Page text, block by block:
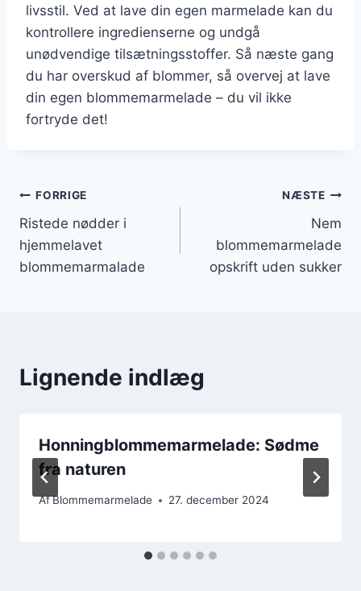
livsstil. Ved at lave din egen marmelade kan du
kontrollere ingredienserne og undgå
unødvendige tilsætningsstoffer. Så næste gang
du har overskud af blommer, så overvej at lave
din egen blommemarmelade – du vil ikke
fortryde det!
Indlægsnavigation
FORRIGE
Ristede nødder i
hjemmelavet
blommemarmalade
NÆSTE
Nem
blommemarmelade
opskrift uden sukker
Lignende indlæg
Honningblommemarmelade: Sødme
fra naturen
AfBlommemarmelade 27. december 2024